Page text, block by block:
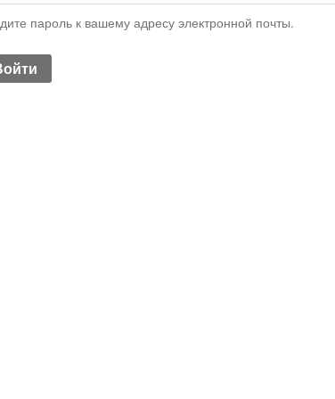
пароль к вашему адресу электронной почты.